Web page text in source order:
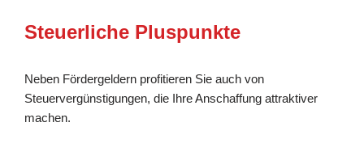
Steuerliche Pluspunkte
Neben Fördergeldern profitieren Sie auch von
Steuervergünstigungen, die Ihre Anschaffung attraktiver
machen.